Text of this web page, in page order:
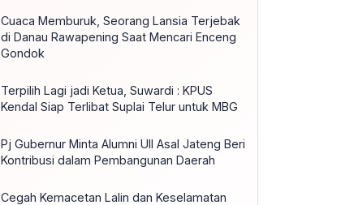
Cuaca Memburuk, Seorang Lansia Terjebak
di Danau Rawapening Saat Mencari Enceng
Gondok
Terpilih Lagi jadi Ketua, Suwardi : KPUS
Kendal Siap Terlibat Suplai Telur untuk MBG
Pj Gubernur Minta Alumni UII Asal Jateng Beri
Kontribusi dalam Pembangunan Daerah
Cegah Kemacetan Lalin dan Keselamatan